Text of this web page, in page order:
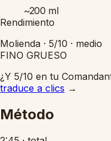
~200 ml
Rendimiento
Molienda · 5/10 · medio
FINO GRUESO
¿Y 5/10 en tu
traduce a clics →
Método